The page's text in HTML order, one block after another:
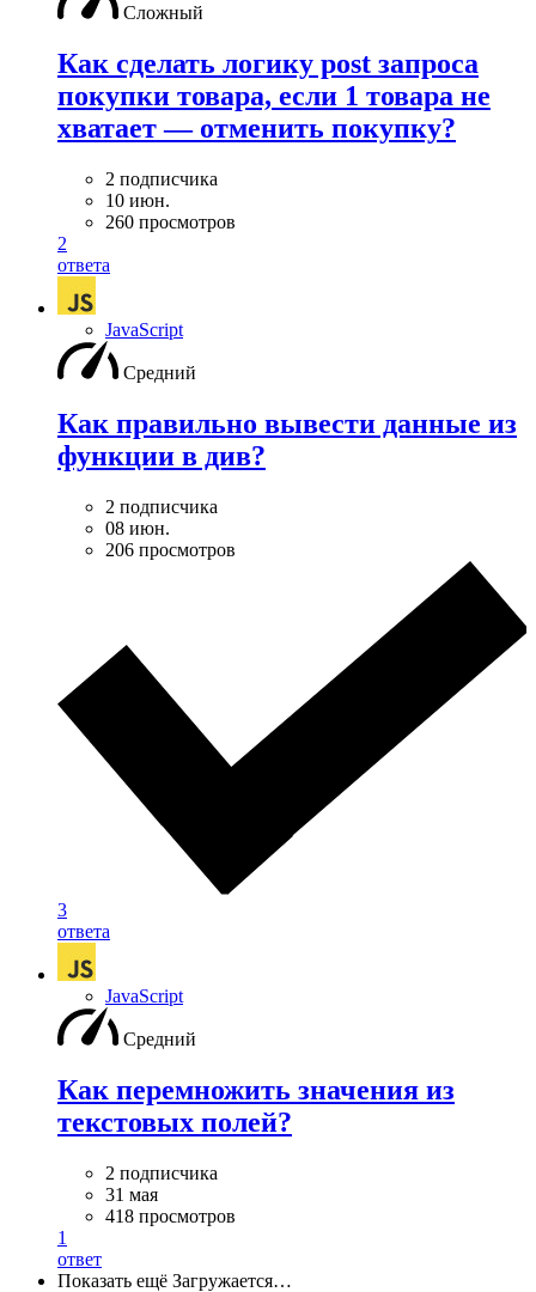
Сложный
Как сделать логику post запроса
покупки товара, если 1 товара не
хватает — отменить покупку?
2 подписчика
10 июн.
260 просмотров
2
ответа
JavaScript
Средний
Как правильно вывести данные из
функции в див?
2 подписчика
08 июн.
206 просмотров
3
ответа
JavaScript
Средний
Как перемножить значения из
текстовых полей?
2 подписчика
31 мая
418 просмотров
1
ответ
Показать ещё Загружается…